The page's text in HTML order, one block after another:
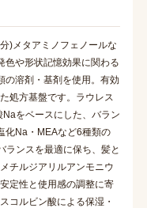
)メタアミノフェノールな
色や形状記憶効果に関わる
の溶剤・基剤を使用。有効
処方基盤です。ラウレス
をベースにした、バラン
化Na・MEAなど6種類の
ランスを最適に保ち、髪と
チルジアリルアンモニウ
定性と使用感の調整に寄
コルビン酸による保湿・